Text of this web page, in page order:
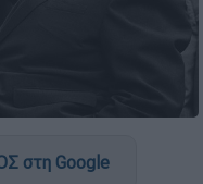
στη Google